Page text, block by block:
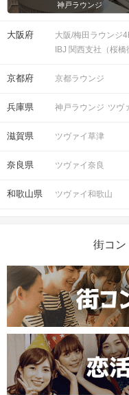
神戸ラウンジ
大阪府 大阪/梅田ラウンジ
IBJ 関西支社（桜橋
京都府 京都ラウンジ
兵庫県 神戸ラウンジ ツヴ
滋賀県 ツヴァイ草津
奈良県 ツヴァイ奈良
和歌山県 ツヴァイ和歌山
街コン